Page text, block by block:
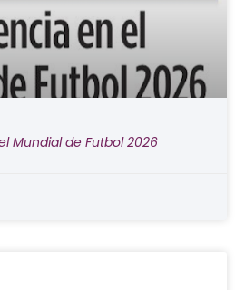
Mundial de Futbol 2026